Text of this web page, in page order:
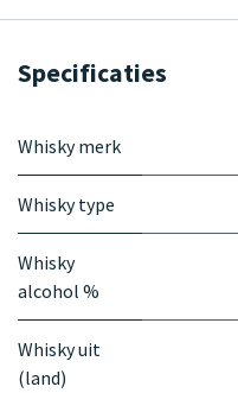
Specificaties
Whisky merk
Whisky type
Whisky
alcohol %
Whisky uit
(land)